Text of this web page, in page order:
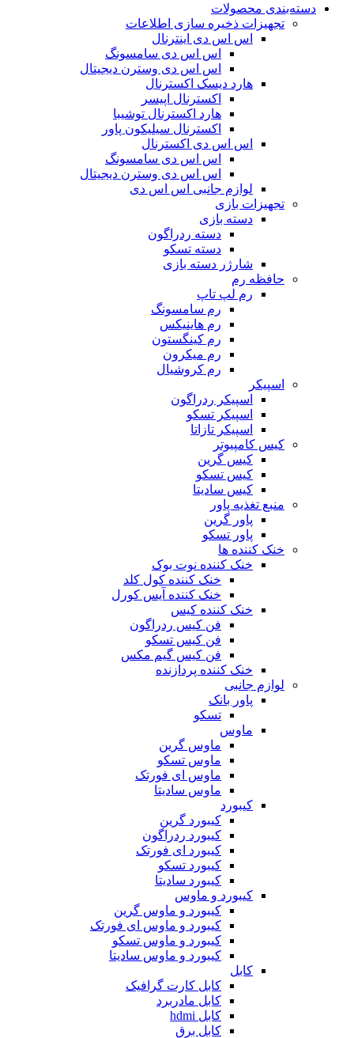
دسته‌بندی محصولات
تجهیزات ذخیره سازی اطلاعات
اس اس دی اینترنال
اس اس دی سامسونگ
اس اس دی وسترن دیجیتال
هارد دیسک اکسترنال
اکسترنال اپیسر
هارد اکسترنال توشیبا
اکسترنال سیلیکون پاور
اس اس دی اکسترنال
اس اس دی سامسونگ
اس اس دی وسترن دیجیتال
لوازم جانبی اس اس دی
تجهیزات بازی
دسته بازی
دسته ردراگون
دسته تسکو
شارژر دسته بازی
حافظه رم
رم لپ تاپ
رم سامسونگ
رم هاینیکس
رم کینگستون
رم میکرون
رم کروشیال
اسپیکر
اسپیکر ردراگون
اسپیکر تسکو
اسپیکر تازاتا
کیس کامپیوتر
کیس گرین
کیس تسکو
کیس سادیتا
منبع تغذیه‌ پاور
پاور گرین
پاور تسکو
خنک کننده ها
خنک کننده نوت بوک
خنک کننده کول کلد
خنک کننده آیس کورل
خنک کننده کیس
فن کیس ردراگون
فن کیس تسکو
فن کیس گیم مکس
خنک کننده پردازنده
لوازم جانبی
پاور بانک
تسکو
ماوس
ماوس گرین
ماوس تسکو
ماوس ای فورتک
ماوس سادیتا
کیبورد
کیبورد گرین
کیبورد ردراگون
کیبورد ای فورتک
کیبورد تسکو
کیبورد سادیتا
کیبورد و ماوس
کیبورد و ماوس گرین
کیبورد و ماوس ای فورتک
کیبورد و ماوس تسکو
کیبورد و ماوس سادیتا
کابل
کابل کارت گرافیک
کابل مادربرد
کابل hdmi
کابل برق